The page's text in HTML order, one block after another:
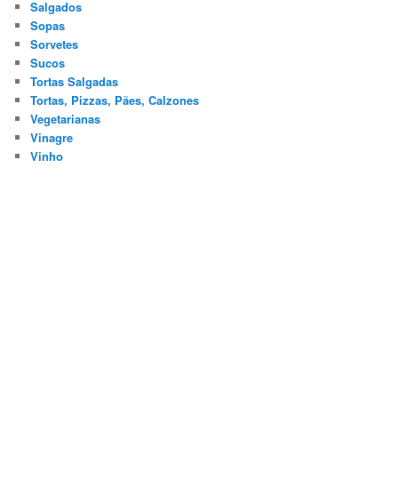
Salgados
Sopas
Sorvetes
Sucos
Tortas Salgadas
Tortas, Pizzas, Pães, Calzones
Vegetarianas
Vinagre
Vinho